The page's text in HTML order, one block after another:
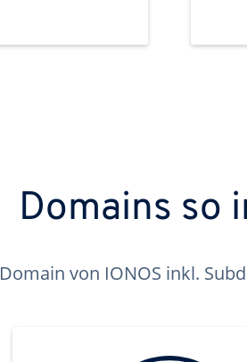
Domains so
Domain von IONOS inkl.